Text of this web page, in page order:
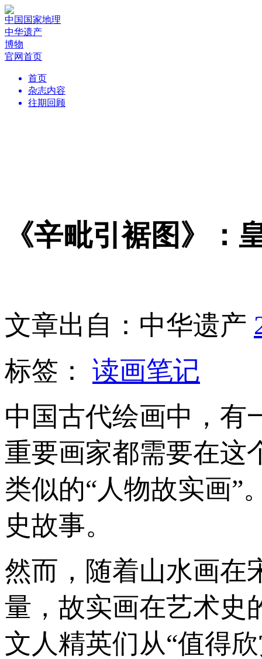
中国国家地理
中华遗产
博物
官网首页
首页
杂志内容
往期回顾
《辛毗引裾图》：
文章出自：中华遗产
标签： 读画笔记
中国古代绘画中，有
重要画家都需要在这
类似的“人物故实画”
史故事。
然而，随着山水画在
量，故实画在艺术史
文人精英们从“值得